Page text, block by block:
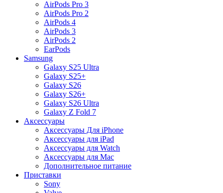
AirPods Pro 3
AirPods Pro 2
AirPods 4
AirPods 3
AirPods 2
EarPods
Samsung
Galaxy S25 Ultra
Galaxy S25+
Galaxy S26
Galaxy S26+
Galaxy S26 Ultra
Galaxy Z Fold 7
Аксессуары
Аксессуары Для iPhone
Аксессуары для iPad
Аксессуары для Watch
Аксессуары для Mac
Дополнительное питание
Приставки
Sony